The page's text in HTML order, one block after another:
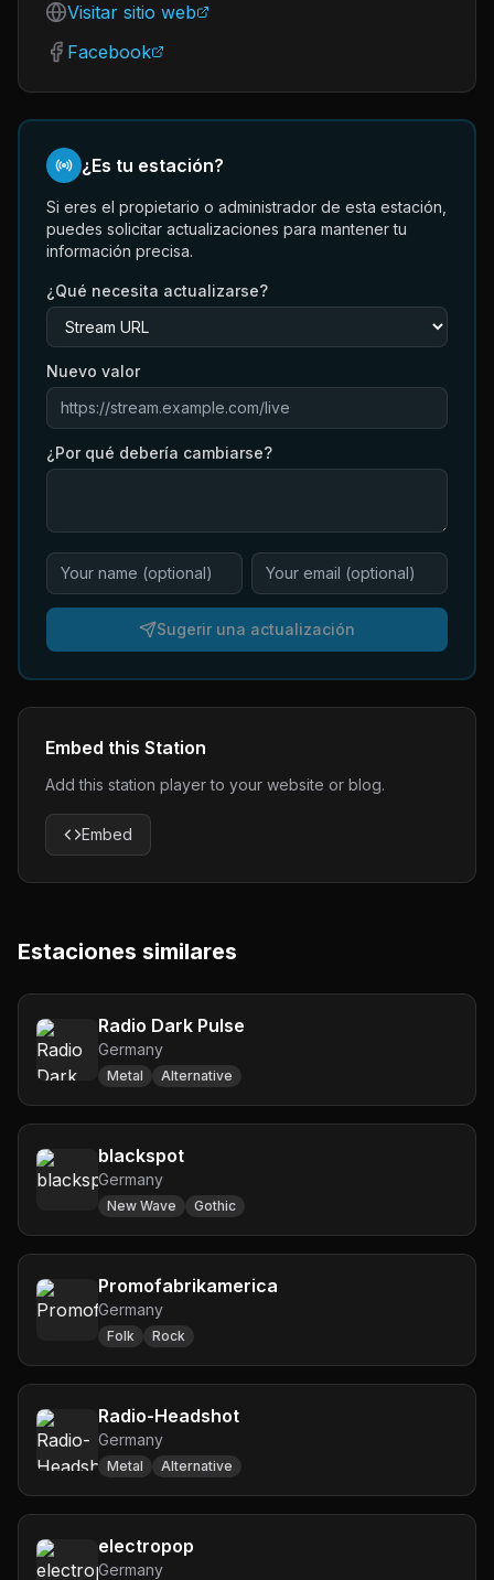
Visitar sitio web
Facebook
¿Es tu estación?
Si eres el propietario o administrador de esta estación,
puedes solicitar actualizaciones para mantener tu
información precisa.
¿Qué necesita actualizarse?
Nuevo valor
¿Por qué debería cambiarse?
Sugerir una actualización
Embed this Station
Add this station player to your website or blog.
Embed
Estaciones similares
Radio Dark Pulse
Germany
Metal Alternative
blackspot
Germany
New Wave Gothic
Promofabrikamerica
Germany
Folk Rock
Radio-Headshot
Germany
Metal Alternative
electropop
Germany